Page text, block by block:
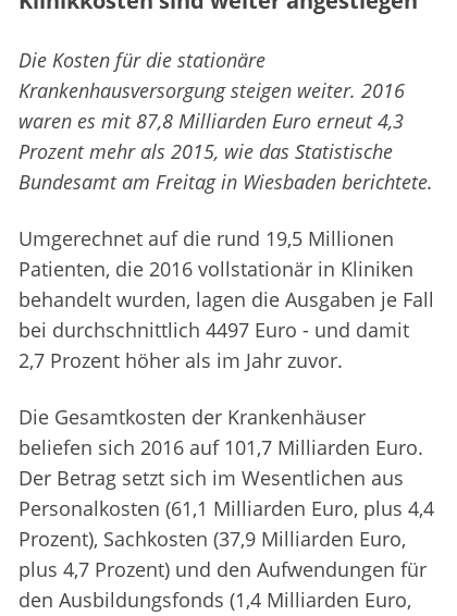
Die Kosten für die stationäre
Krankenhausversorgung steigen weiter. 2016
waren es mit 87,8 Milliarden Euro erneut 4,3
Prozent mehr als 2015, wie das Statistische
Bundesamt am Freitag in Wiesbaden berichtete.
Umgerechnet auf die rund 19,5 Millionen
Patienten, die 2016 vollstationär in Kliniken
behandelt wurden, lagen die Ausgaben je Fall
bei durchschnittlich 4497 Euro - und damit
2,7 Prozent höher als im Jahr zuvor.
Die Gesamtkosten der Krankenhäuser
beliefen sich 2016 auf 101,7 Milliarden Euro.
Der Betrag setzt sich im Wesentlichen aus
Personalkosten (61,1 Milliarden Euro, plus 4,4
Prozent), Sachkosten (37,9 Milliarden Euro,
plus 4,7 Prozent) und den Aufwendungen für
den Ausbildungsfonds (1,4 Milliarden Euro,